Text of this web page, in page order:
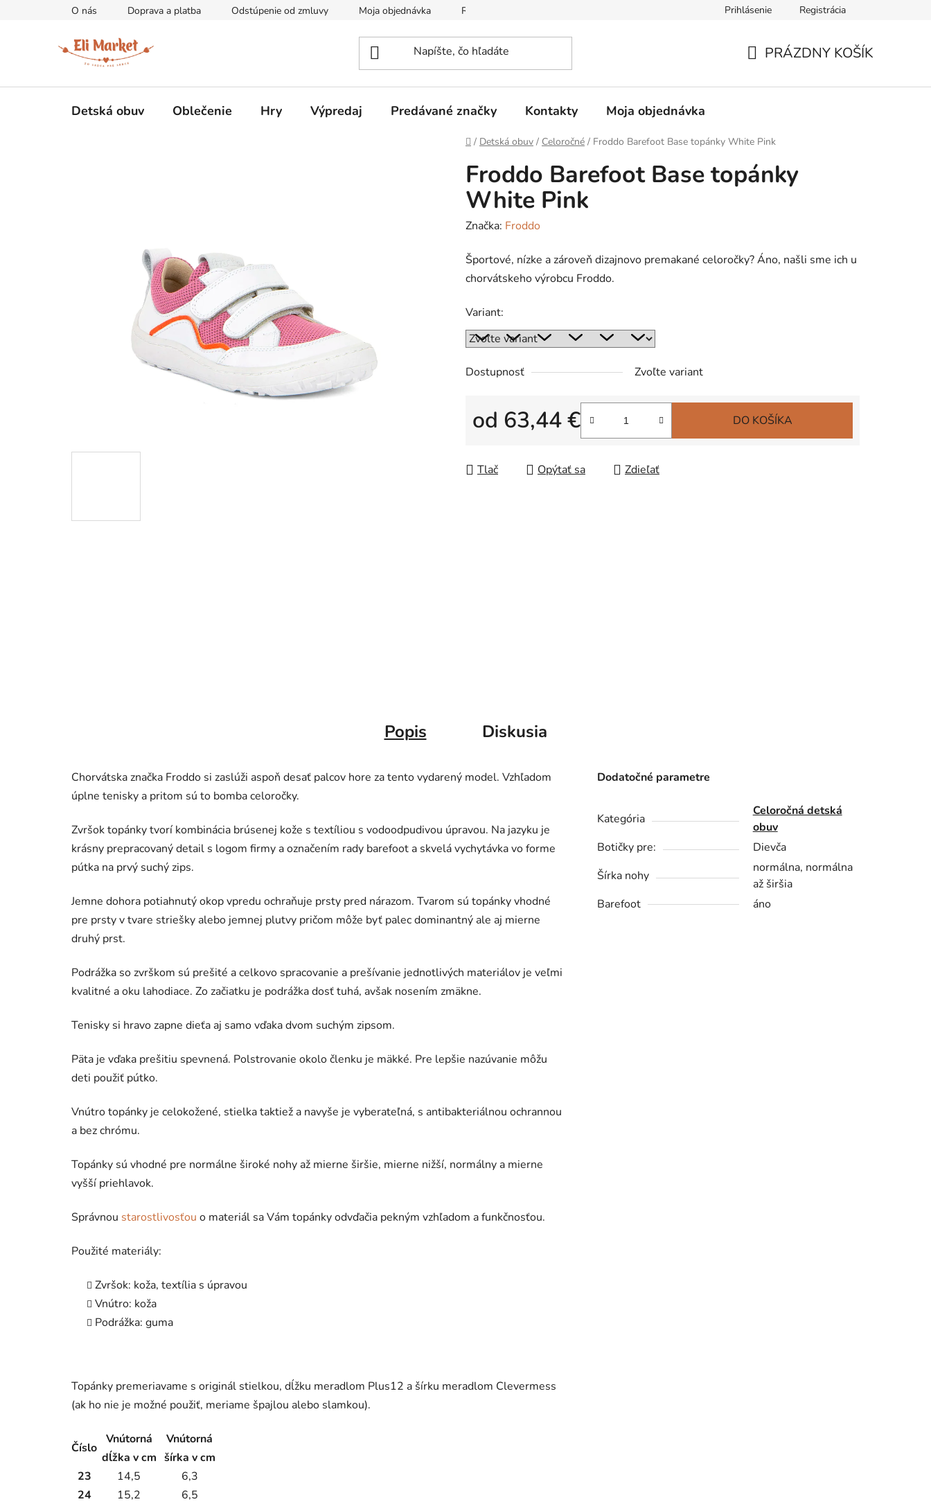
O nás Doprava a platba Odstúpenie od zmluvy Moja objednávka Reklamačný protokol Pravidlá ochrany osobných údajov
Prihlásenie Registrácia
PRÁZDNY KOŠÍK
Detská obuv Oblečenie Hry Výpredaj Predávané značky Kontakty Moja objednávka
Domov
/ Detská obuv / Celoročné / Froddo Barefoot Base topánky White Pink
Froddo Barefoot Base topánky
White Pink
Značka: Froddo
Športové, nízke a zároveň dizajnovo premakané celoročky? Áno, našli sme ich u
chorvátskeho výrobcu Froddo.
Variant:
Dostupnosť Zvoľte variant
od 63,44 € DO KOŠÍKA
Tlač Opýtať sa Zdieľať
Popis Diskusia
Chorvátska značka Froddo si zaslúži aspoň desať palcov hore za tento vydarený model. Vzhľadom
úplne tenisky a pritom sú to bomba celoročky.
Zvršok topánky tvorí kombinácia brúsenej kože s textíliou s vodoodpudivou úpravou. Na jazyku je
krásny prepracovaný detail s logom firmy a označením rady barefoot a skvelá vychytávka vo forme
pútka na prvý suchý zips.
Jemne dohora potiahnutý okop vpredu ochraňuje prsty pred nárazom. Tvarom sú topánky vhodné
pre prsty v tvare striešky alebo jemnej plutvy pričom môže byť palec dominantný ale aj mierne
druhý prst.
Podrážka so zvrškom sú prešité a celkovo spracovanie a prešívanie jednotlivých materiálov je veľmi
kvalitné a oku lahodiace. Zo začiatku je podrážka dosť tuhá, avšak nosením zmäkne.
Tenisky si hravo zapne dieťa aj samo vďaka dvom suchým zipsom.
Päta je vďaka prešitiu spevnená. Polstrovanie okolo členku je mäkké. Pre lepšie nazúvanie môžu
deti použiť pútko.
Vnútro topánky je celokožené, stielka taktiež a navyše je vyberateľná, s antibakteriálnou ochrannou
a bez chrómu.
Topánky sú vhodné pre normálne široké nohy až mierne širšie, mierne nižší, normálny a mierne
vyšší priehlavok.
Správnou starostlivosťou o materiál sa Vám topánky odvďačia pekným vzhľadom a funkčnosťou.
Použité materiály:
Zvršok: koža, textília s úpravou
Vnútro: koža
Podrážka: guma
Topánky premeriavame s originál stielkou, dĺžku meradlom Plus12 a šírku meradlom Clevermess
(ak ho nie je možné použiť, meriame špajlou alebo slamkou).
Číslo
Vnútorná
dĺžka v cm
Vnútorná
šírka v cm
23
14,5
6,3
24
15,2
6,5
Dodatočné parametre
Kategória
Celoročná detská
obuv
Botičky pre:
Dievča
Šírka nohy
normálna, normálna
až širšia
Barefoot
áno